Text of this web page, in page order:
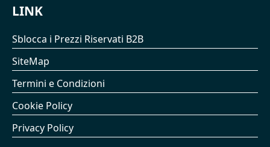
LINK
Sblocca i Prezzi Riservati B2B
SiteMap
Termini e Condizioni
Cookie Policy
Privacy Policy